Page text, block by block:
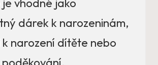
dárek k narozeninám,
narození dítěte nebo